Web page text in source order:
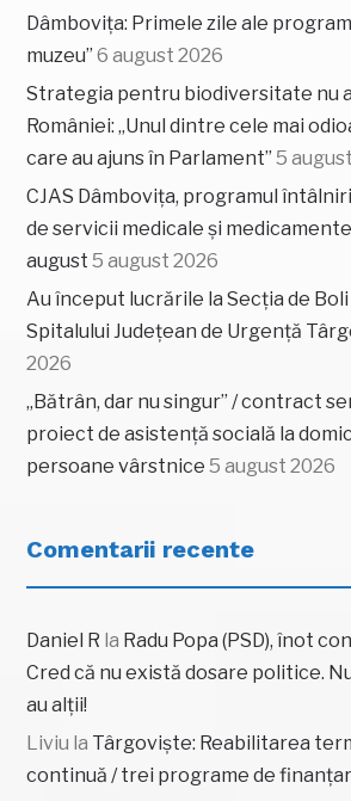
Dâmbovița: Primele zile ale
muzeu” 6 august 2026
Strategia pentru biodiversitate nu
României: „Unul dintre cele mai
care au ajuns în Parlament” 5
CJAS Dâmbovița, programul
de servicii medicale și
august 5 august 2026
Au început lucrările la Secția de
Spitalului Județean de Urgență
2026
„Bătrân, dar nu singur” / contract
proiect de asistență socială la
persoane vârstnice 5 august 2026
Comentarii recente
Daniel R la Radu Popa (PSD), înot
Cred că nu există dosare politice.
au alții!
Liviu la Târgoviște: Reabilitarea
continuă / trei programe de